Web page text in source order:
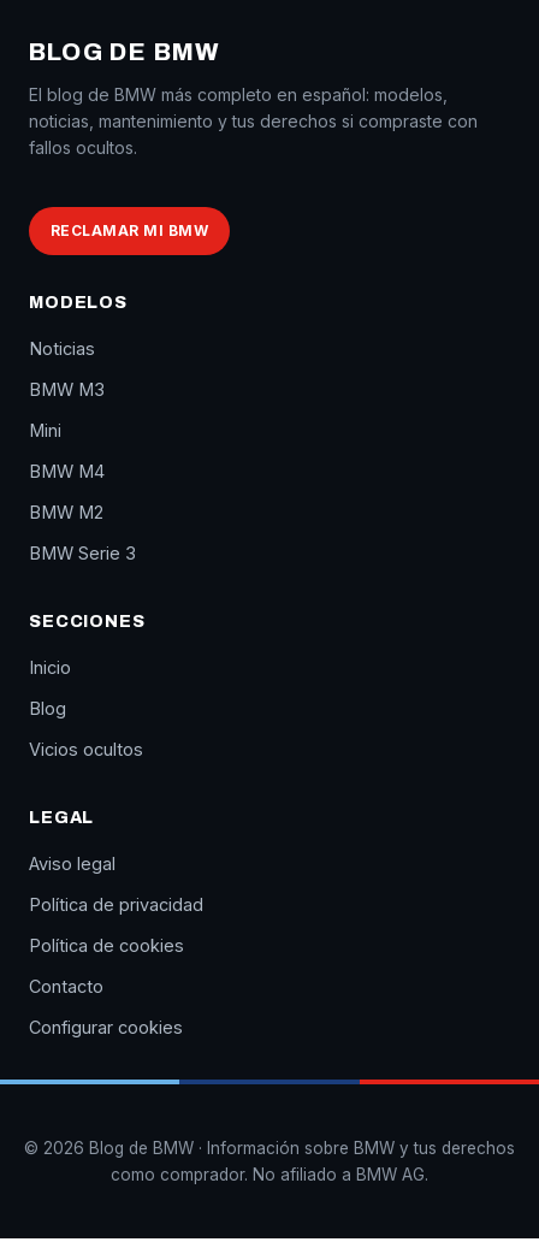
BLOG DE BMW
El blog de BMW más completo en español: modelos,
noticias, mantenimiento y tus derechos si compraste con
fallos ocultos.
RECLAMAR MI BMW
MODELOS
Noticias
BMW M3
Mini
BMW M4
BMW M2
BMW Serie 3
SECCIONES
Inicio
Blog
Vicios ocultos
LEGAL
Aviso legal
Política de privacidad
Política de cookies
Contacto
Configurar cookies
© 2026 Blog de BMW · Información sobre BMW y tus derechos
como comprador. No afiliado a BMW AG.